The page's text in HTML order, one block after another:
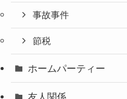
事故事件
節税
ホームパーティー
友人関係